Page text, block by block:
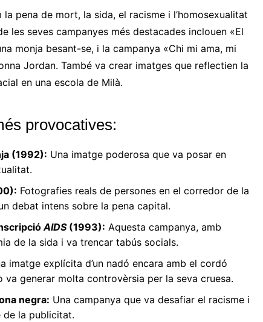
pena de mort, la sida, el racisme i l’homosexualitat
les seves campanyes més destacades inclouen «El
monja besant-se, i la campanya «Chi mi ama, mi
Jordan. També va crear imatges que reflectien la
en una escola de Milà.
provocatives:
(1992): Una imatge poderosa que va posar en
Fotografies reals de persones en el corredor de la
debat intens sobre la pena capital.
AIDS(1993): Aquesta campanya, amb
de la sida i va trencar tabús socials.
imatge explícita d’un nadó encara amb el cordó
generar molta controvèrsia per la seva cruesa.
negra: Una campanya que va desafiar el racisme i
la publicitat.